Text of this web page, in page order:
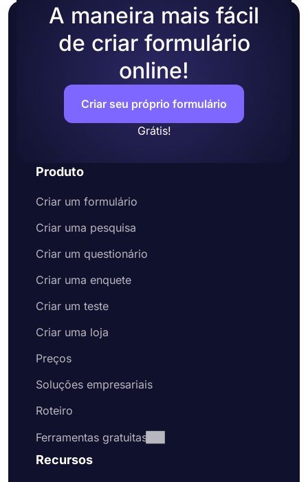
A maneira mais fácil
de criar formulário
online!
Criar seu próprio formulário
Grátis!
Produto
Criar um formulário
Criar uma pesquisa
Criar um questionário
Criar uma enquete
Criar um teste
Criar uma loja
Preços
Soluções empresariais
Roteiro
Ferramentas gratuitas
Recursos